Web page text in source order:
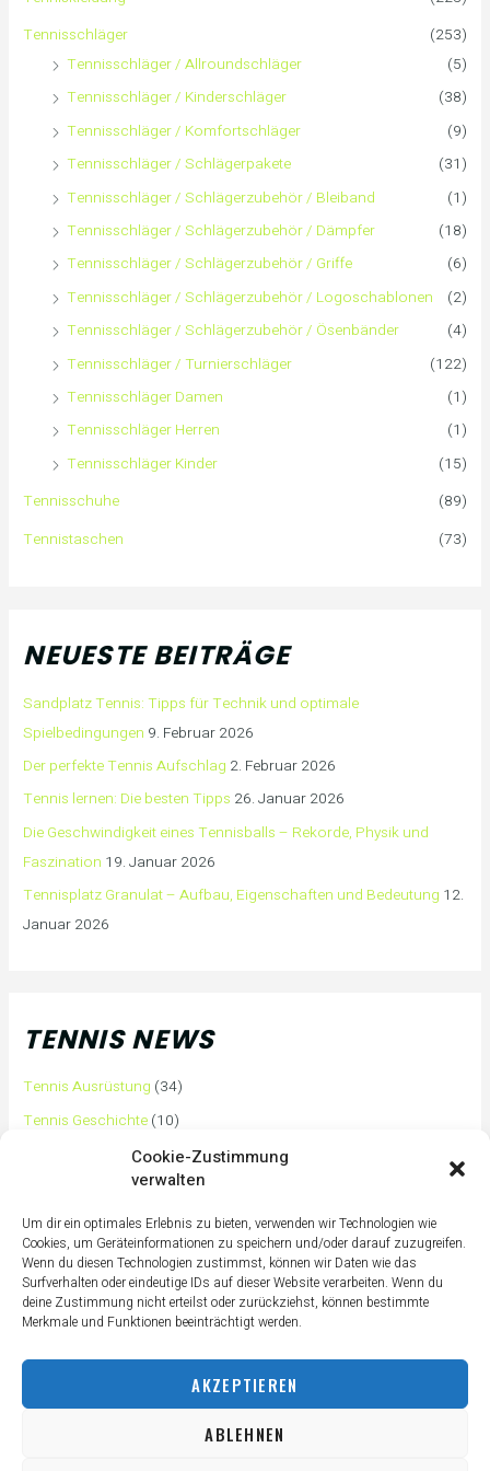
Cookie-Zustimmung
verwalten
Um dir ein optimales Erlebnis zu bieten, verwenden wir Technologien wie
Cookies, um Geräteinformationen zu speichern und/oder darauf zuzugreifen.
Wenn du diesen Technologien zustimmst, können wir Daten wie das
Surfverhalten oder eindeutige IDs auf dieser Website verarbeiten. Wenn du
deine Zustimmung nicht erteilst oder zurückziehst, können bestimmte
Merkmale und Funktionen beeinträchtigt werden.
AKZEPTIEREN
ABLEHNEN
a
Tennisschläger
(253)
Tennisschläger / Allroundschläger
(5)
Tennisschläger / Kinderschläger
(38)
Tennisschläger / Komfortschläger
(9)
Tennisschläger / Schlägerpakete
(31)
Tennisschläger / Schlägerzubehör / Bleiband
(1)
Tennisschläger / Schlägerzubehör / Dämpfer
(18)
Tennisschläger / Schlägerzubehör / Griffe
(6)
Tennisschläger / Schlägerzubehör / Logoschablonen
(2)
Tennisschläger / Schlägerzubehör / Ösenbänder
(4)
Tennisschläger / Turnierschläger
(122)
Tennisschläger Damen
(1)
Tennisschläger Herren
(1)
Tennisschläger Kinder
(15)
Tennisschuhe
(89)
Tennistaschen
(73)
NEUESTE BEITRÄGE
Sandplatz Tennis: Tipps für Technik und optimale
Spielbedingungen 9. Februar 2026
Der perfekte Tennis Aufschlag 2. Februar 2026
Tennis lernen: Die besten Tipps 26. Januar 2026
Die Geschwindigkeit eines Tennisballs – Rekorde, Physik und
Faszination 19. Januar 2026
Tennisplatz Granulat – Aufbau, Eigenschaften und Bedeutung 12.
Januar 2026
TENNIS NEWS
Tennis Ausrüstung (34)
Tennis Geschichte (10)
Tennis Tipps und Tricks(63)
(3)
Tennis Training für Anfänger(36)
Tennisass Profis(7)
Tennisbälle (4)
Tennisplatz(1)